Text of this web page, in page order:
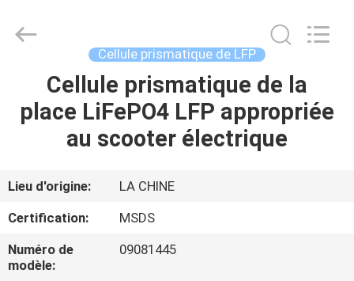
MAISON
PRODUITS
AU
SUJET
DE
NOUS
Export
Cellule prismatique de LFP
Cellule prismatique de la
place LiFePO4 LFP appropriée
au scooter électrique
Lieu d'origine:
LA CHINE
Certification:
MSDS
Numéro de
modèle:
09081445